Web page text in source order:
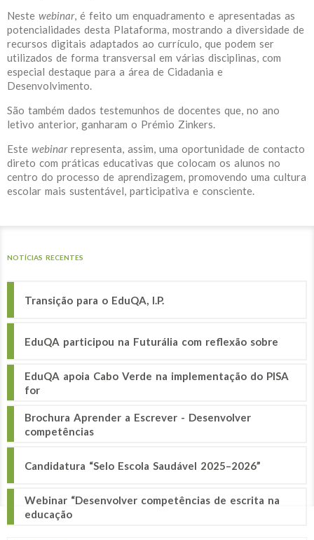
Neste webinar, é feito um enquadramento e apresentadas as
potencialidades desta Plataforma, mostrando a diversidade de
recursos digitais adaptados ao currículo, que podem ser
utilizados de forma transversal em várias disciplinas, com
especial destaque para a área de Cidadania e
Desenvolvimento.
São também dados testemunhos de docentes que, no ano
letivo anterior, ganharam o Prémio Zinkers.
Este webinar representa, assim, uma oportunidade de contacto
direto com práticas educativas que colocam os alunos no
centro do processo de aprendizagem, promovendo uma cultura
escolar mais sustentável, participativa e consciente.
NOTÍCIAS RECENTES
Transição para o EduQA, I.P.
EduQA participou na Futurália com reflexão sobre
EduQA apoia Cabo Verde na implementação do PISA
for
Brochura Aprender a Escrever - Desenvolver
competências
Candidatura “Selo Escola Saudável 2025–2026”
Webinar “Desenvolver competências de escrita na
educação